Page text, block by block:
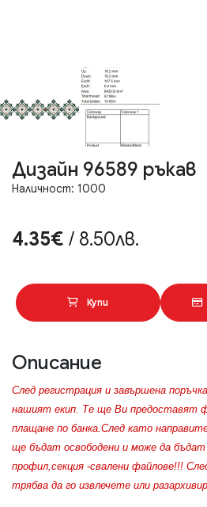
Дизайн 96589 ръкав
Наличност: 1000
4.35€ / 8.50лв.
Купи
Описание
След регистрация и завършена
нашият екип. Те ще Ви предоставят
плащане по банка.След като
ще бъдат освободени и може да
профил,секция -свалени файлове!!!
трябва да го извлечете или